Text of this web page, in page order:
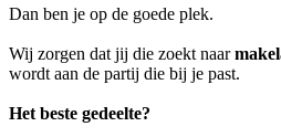
Dan ben je op de goede plek.
Wij zorgen dat jij die zoekt naar
wordt aan de partij die bij je past.
Het beste gedeelte?